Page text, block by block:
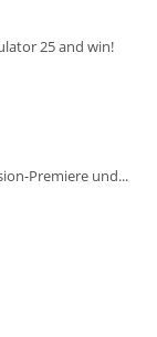
25 and win!
Premiere und...